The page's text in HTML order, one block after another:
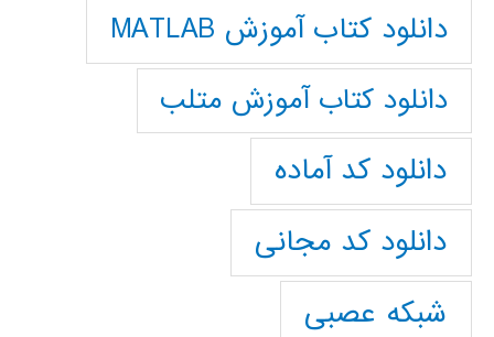
دانلود کتاب آموزش MATLAB
دانلود کتاب آموزش متلب
دانلود کد آماده
دانلود کد مجانی
شبکه عصبی